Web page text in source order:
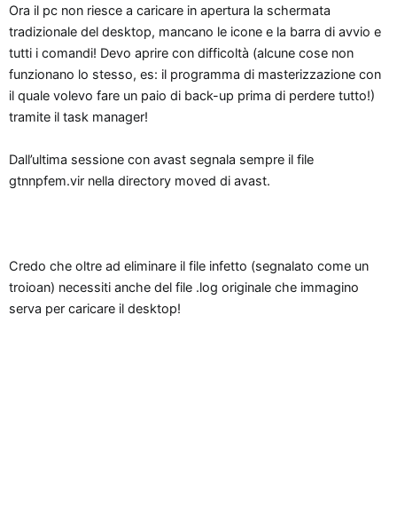
Ora il pc non riesce a caricare in apertura la schermata
tradizionale del desktop, mancano le icone e la barra di avvio e
tutti i comandi! Devo aprire con difficoltà (alcune cose non
funzionano lo stesso, es: il programma di masterizzazione con
il quale volevo fare un paio di back-up prima di perdere tutto!)
tramite il task manager!
Dall’ultima sessione con avast segnala sempre il file
gtnnpfem.vir nella directory moved di avast.
Credo che oltre ad eliminare il file infetto (segnalato come un
troioan) necessiti anche del file .log originale che immagino
serva per caricare il desktop!